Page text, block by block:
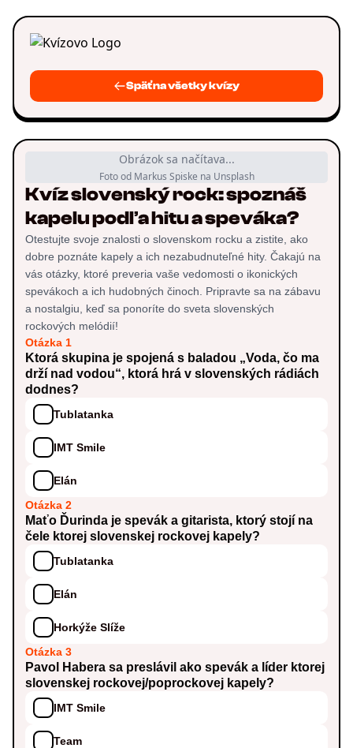
Späť na všetky kvízy
Obrázok sa načítava...
Foto od Markus Spiske na Unsplash
Kvíz slovenský rock: spoznáš
kapelu podľa hitu a speváka?
Otestujte svoje znalosti o slovenskom rocku a zistite, ako
dobre poznáte kapely a ich nezabudnuteľné hity. Čakajú na
vás otázky, ktoré preveria vaše vedomosti o ikonických
spevákoch a ich hudobných činoch. Pripravte sa na zábavu
a nostalgiu, keď sa ponoríte do sveta slovenských
rockových melódií!
Otázka 1
Ktorá skupina je spojená s baladou „Voda, čo ma
drží nad vodou“, ktorá hrá v slovenských rádiách
dodnes?
Tublatanka
IMT Smile
Elán
Otázka 2
Maťo Ďurinda je spevák a gitarista, ktorý stojí na
čele ktorej slovenskej rockovej kapely?
Tublatanka
Elán
Horkýže Slíže
Otázka 3
Pavol Habera sa preslávil ako spevák a líder ktorej
slovenskej rockovej/poprockovej kapely?
IMT Smile
Team